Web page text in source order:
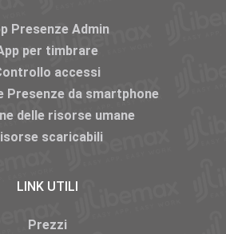
Presenze Admin
per timbrare
accessi
Presenze da smartphone
delle risorse umane
scaricabili
LINK UTILI
Prezzi